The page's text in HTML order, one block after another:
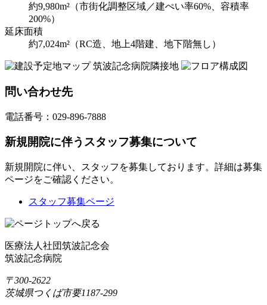
約9,980m²（市街化調整区域／建ぺい率60%、容積率
200%）
延床面積
約7,024m²（RC造、地上4階建、地下階無し）
問い合わせ先
電話番号：029-896-7888
新規開院に伴うスタッフ募集について
新規開院に伴い、スタッフを募集しております。詳細は募集
ページをご確認ください。
スタッフ募集ページ
医療法人社団筑波記念会
筑波記念病院
〒300-2622
茨城県つくば市要1187-299